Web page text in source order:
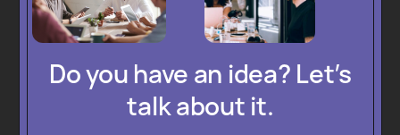
Do you have an idea? Let’s
talk about it.